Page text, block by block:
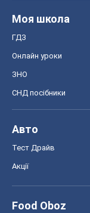
Моя школа
ГДЗ
Онлайн уроки
ЗНО
СНД посібники
Авто
Тест Драйв
Акції
Food Oboz